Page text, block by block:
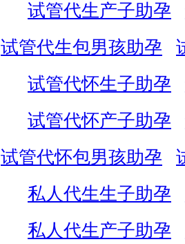
试管代生产子助孕
试管代生包男孩助孕
试管代怀生子助孕
试管代怀产子助孕
试管代怀包男孩助孕
私人代生生子助孕
私人代生产子助孕